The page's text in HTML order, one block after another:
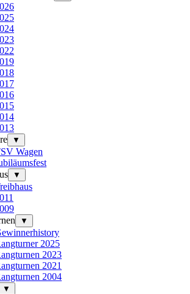
▼
Wagen
▼
▼
2025
2023
2021
2004
▼